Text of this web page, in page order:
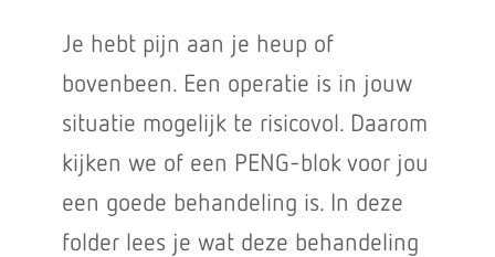
Je hebt pijn aan je heup of
bovenbeen. Een operatie is in jouw
situatie mogelijk te risicovol. Daarom
kijken we of een PENG-blok voor jou
een goede behandeling is. In deze
folder lees je wat deze behandeling